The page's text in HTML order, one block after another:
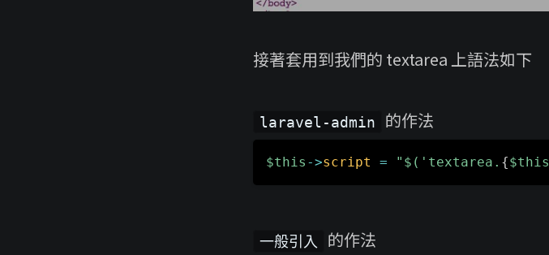
接著套用到我們的 textarea 上語法如下
laravel-admin 的作法
$this ->script = "$('textarea. {$this
一般引入 的作法